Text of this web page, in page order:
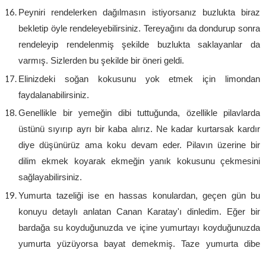
Peyniri rendelerken dağılmasın istiyorsanız buzlukta biraz
bekletip öyle rendeleyebilirsiniz. Tereyağını da dondurup sonra
rendeleyip rendelenmiş şekilde buzlukta saklayanlar da
varmış. Sizlerden bu şekilde bir öneri geldi.
Elinizdeki soğan kokusunu yok etmek için limondan
faydalanabilirsiniz.
Genellikle bir yemeğin dibi tuttuğunda, özellikle pilavlarda
üstünü sıyırıp ayrı bir kaba alırız. Ne kadar kurtarsak kardır
diye düşünürüz ama koku devam eder. Pilavın üzerine bir
dilim ekmek koyarak ekmeğin yanık kokusunu çekmesini
sağlayabilirsiniz.
Yumurta tazeliği ise en hassas konulardan, geçen gün bu
konuyu detaylı anlatan Canan Karatay'ı dinledim. Eğer bir
bardağa su koyduğunuzda ve içine yumurtayı koyduğunuzda
yumurta yüzüyorsa bayat demekmiş. Taze yumurta dibe